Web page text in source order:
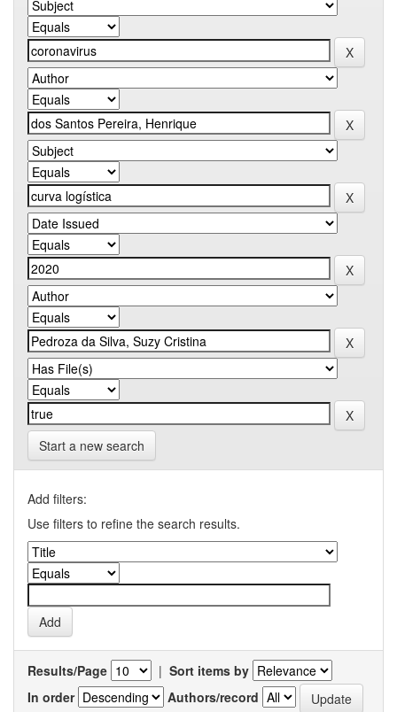
Start a new search
Add filters:
Use filters to refine the search results.
Results/Page | Sort items by
In order
Authors/record